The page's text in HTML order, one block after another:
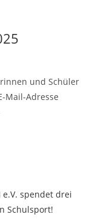
und Schüler
Mail-Adresse